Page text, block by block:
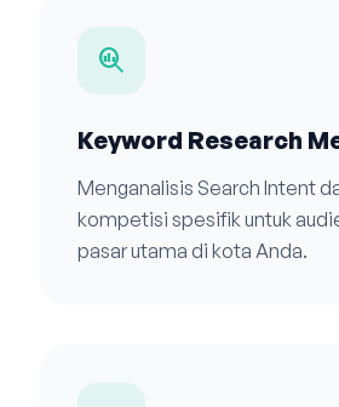
search_insights
Keyword Research
Menganalisis Search Intent
kompetisi spesifik untuk
pasar utama di kota Anda.